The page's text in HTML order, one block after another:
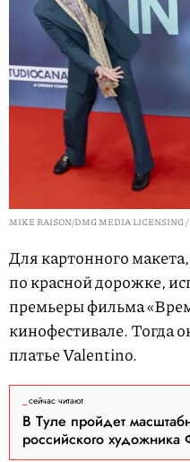
MIKE RAISON/DMG MEDIA LICENSING
Для картонного
по красной дорожке,
премьеры фильма
кинофестивале. Тогда
платье Valentino.
сейчас читают
В Туле пройдет
российского